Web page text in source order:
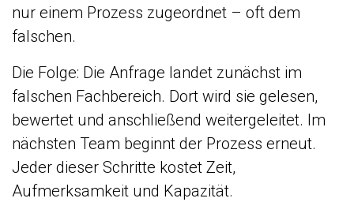
nur einem Prozess zugeordnet – oft dem
falschen.
Die Folge: Die Anfrage landet zunächst im
falschen Fachbereich. Dort wird sie gelesen,
bewertet und anschließend weitergeleitet. Im
nächsten Team beginnt der Prozess erneut.
Jeder dieser Schritte kostet Zeit,
Aufmerksamkeit und Kapazität.